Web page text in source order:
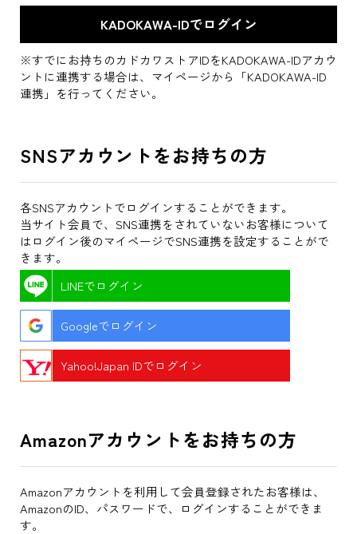
※すでにお持ちのカドカワストアIDをKADOKAWA-IDアカウ
ントに連携する場合は、マイページから「KADOKAWA-ID
連携」を行ってください。
SNSアカウントをお持ちの方
各SNSアカウントでログインすることができます。
当サイト会員で、SNS連携をされていないお客様について
はログイン後のマイページでSNS連携を設定することがで
きます。
LINEでログイン
Googleでログイン
Yahoo!Japan IDでログイン
Amazonアカウントをお持ちの方
Amazonアカウントを利用して会員登録されたお客様は、
AmazonのID、パスワードで、ログインすることができま
す。